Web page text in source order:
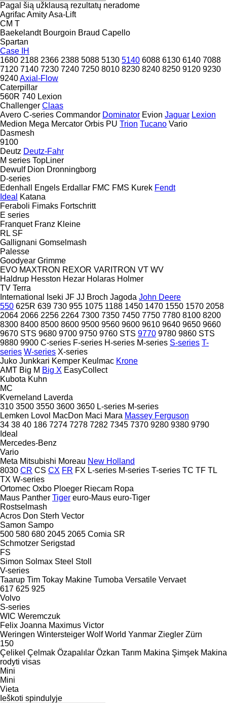
Pagal šią užklausą rezultatų neradome
AgrifacAmityAsa-Lift
CM T
Baekelandt Bourgoin Braud Capello
Spartan
Case IH
1680 2188 2366 2388 5088 5130 5140 6088 6130 6140 7088
7120 7140 7230 7240 7250 8010 8230 8240 8250 9120 9230
9240Axial-Flow
Caterpillar
560R 740 Lexion
Challenger Claas
Avero C-series Commandor Dominator Evion Jaguar Lexion
Medion Mega Mercator Orbis PU Trion Tucano Vario
Dasmesh
9100
Deutz Deutz-Fahr
M series TopLiner
Dewulf Dion Dronningborg
D-series
Edenhall
Engels Erdallar FMC FMS Kurek Fendt
Ideal
Katana
Feraboli Fimaks Fortschritt
E series
Franquet Franz Kleine
RL SF
Gallignani Gomselmash
Palesse
Goodyear Grimme
EVO MAXTRON REXOR VARITRON VT WV
Haldrup Hesston Hezar Holaras Holmer
TV Terra
International
Iseki JF JJ Broch Jagoda John Deere
550 625R 639 730 955 1075 1188 1450 1470 1550 1570 2058
2064 2066 2256 2264 7300 7350 7450 7750 7780 8100 8200
8300 8400 8500 8600 9500 9560 9600 9610 9640 9650 9660
9670 STS 9680 9700 9750 9760 STS 9770 9780 9860 STS
9880 9900 C-series F-series H-series M-series S-series T-
series W-series X-series
Juko Junkkari Kemper Keulmac Krone
AMT Big M Big X EasyCollect
Kubota Kuhn
MC
Kverneland Laverda
310 3500 3550 3600 3650 L-series M-series
Lemken Lovol MacDon Maci Mara Massey Ferguson
34 38 40 186 7274 7278 7282 7345 7370 9280 9380 9790
Ideal
Mercedes-Benz
Vario
Meta Mitsubishi Moreau New Holland
8030 CR CS CX FR FX L-series M-series T-series TC TF TL
TX W-series
Ortomec Oxbo Ploeger Riecam Ropa
Maus Panther Tiger euro-Maus euro-Tiger
Rostselmash
Acros Don Sterh Vector
Samon Sampo
500 580 680 2045 2065 Comia SR
Schmotzer Serigstad
FS
Simon Solmax Steel Stoll
V-series
Taarup Tim Tokay Makine Tumoba Versatile Vervaet
617 625 925
Volvo
S-series
WIC Weremczuk
Felix Joanna Maximus Victor
Weringen Wintersteiger Wolf World Yanmar Ziegler Zürn
150
Çelikel Çelmak Özapalılar Özkan Tarım Makina Şimşek Makina
rodyti visas
Mini
Mini
Vieta
Ieškoti spindulyje